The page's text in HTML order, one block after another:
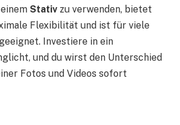
Stativ zu verwenden, bietet
Flexibilität und ist für viele
Investiere in ein
und du wirst den Unterschied
Fotos und Videos sofort